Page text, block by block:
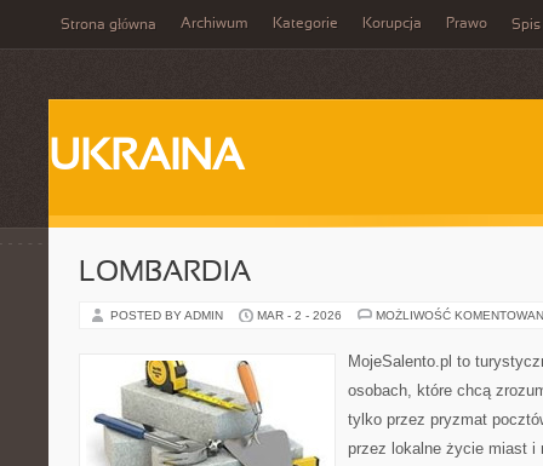
Strona główna Archiwum Kategorie Korupcja Prawo Spis
UKRAINA
LOMBARDIA
POSTED BY ADMIN MAR - 2 - 2026 MOŻLIWOŚĆ
MojeSalento.pl to
osobach, które chcą
tylko przez pryzmat
przez lokalne życie miast i